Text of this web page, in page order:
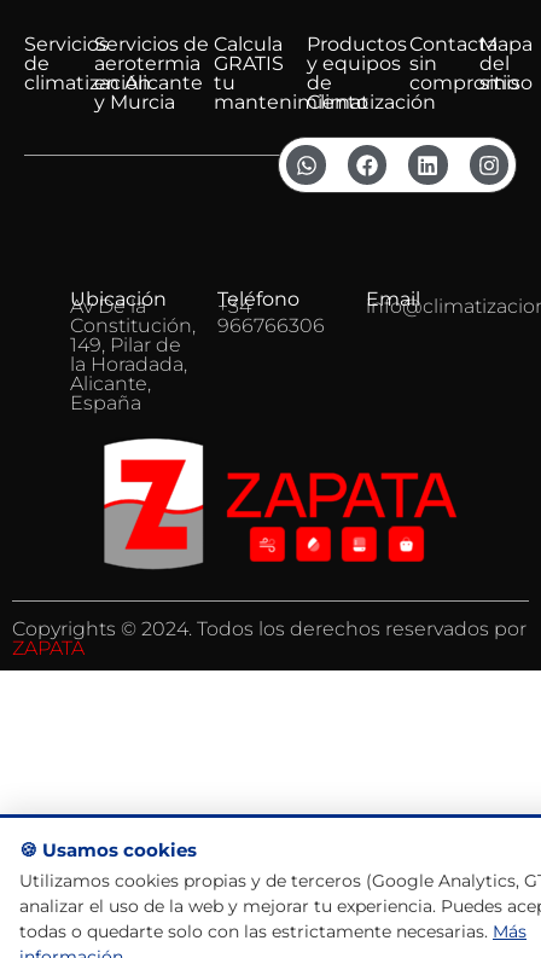
Servicios
de
climatización
Servicios de
aerotermia
en Alicante
y Murcia
Calcula
GRATIS
tu
mantenimiento
Productos
y equipos
de
Climatización
Contacta
sin
compromiso
Mapa
del
sitio
Ubicación
Av De la
Constitución,
149, Pilar de
la Horadada,
Alicante,
España
Teléfono
+34
966766306
Email
Copyrights © 2024. Todos los derechos reservados por
ZAPATA
🍪 Usamos cookies
Utilizamos cookies propias y de terceros (Google Analytics,
analizar el uso de la web y mejorar tu experiencia. Puedes
todas o quedarte solo con las estrictamente necesarias. Más